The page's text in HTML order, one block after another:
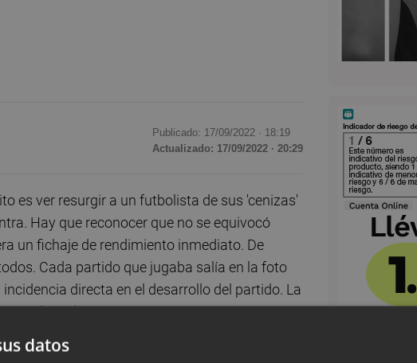
Publicado: 17/09/2022 · 18:19
Actualizado: 17/09/2022 · 20:29
es ver resurgir a un futbolista de sus 'cenizas'
Hay que reconocer que no se equivocó
un fichaje de rendimiento inmediato. De
Cada partido que jugaba salía en la foto
directa en el desarrollo del partido. La
sido un lastre que enterró a Eray Cömert en
datos